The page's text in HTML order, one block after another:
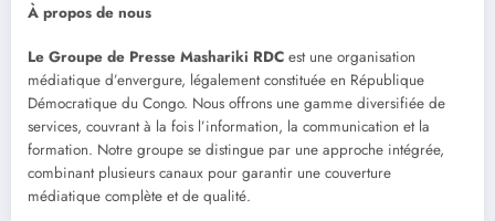
À propos de nous
Le Groupe de Presse Mashariki RDC est une organisation
médiatique d’envergure, légalement constituée en République
Démocratique du Congo. Nous offrons une gamme diversifiée de
services, couvrant à la fois l’information, la communication et la
formation. Notre groupe se distingue par une approche intégrée,
combinant plusieurs canaux pour garantir une couverture
médiatique complète et de qualité.